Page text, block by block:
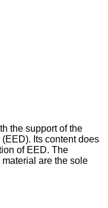
the support of the
Its content does
of EED. The
are the sole